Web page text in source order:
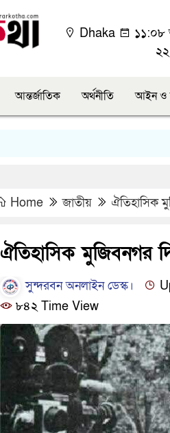
Dhaka
১১:০৮
২২
আন্তর্জাতিক অর্থনীতি আইন ও
Home জাতীয় ঐতিহাসিক
ঐতিহাসিক মুজিবনগর
সুন্দরবন অনলাইন ডেস্ক।
৮৪২ Time View